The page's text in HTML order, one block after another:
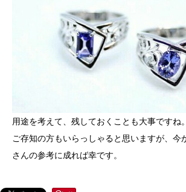
用途を考えて、残しておくことも大事ですね。
ご存知の方もいらっしゃると思いますが、今
さんの参考に成れば幸です。